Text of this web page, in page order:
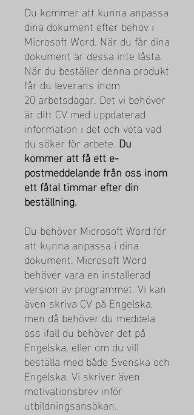
Du kommer att kunna anpassa
dina dokument efter behov i
Microsoft Word. När du får dina
dokument är dessa inte låsta.
När du beställer denna produkt
får du leverans inom
20 arbetsdagar. Det vi behöver
är ditt CV med uppdaterad
information i det och veta vad
du söker för arbete. Du
kommer att få ett e-
postmeddelande från oss inom
ett fåtal timmar efter din
beställning.
Du behöver Microsoft Word för
att kunna anpassa i dina
dokument. Microsoft Word
behöver vara en installerad
version av programmet. Vi kan
även skriva CV på Engelska,
men då behöver du meddela
oss ifall du behöver det på
Engelska, eller om du vill
beställa med både Svenska och
Engelska. Vi skriver även
motivationsbrev inför
utbildningsansökan.